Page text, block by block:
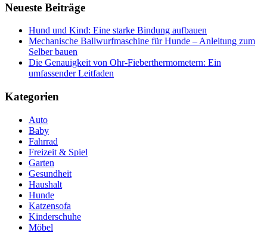
Neueste Beiträge
Hund und Kind: Eine starke Bindung aufbauen
Mechanische Ballwurfmaschine für Hunde – Anleitung zum
Selber bauen
Die Genauigkeit von Ohr-Fieberthermometern: Ein
umfassender Leitfaden
Kategorien
Auto
Baby
Fahrrad
Freizeit & Spiel
Garten
Gesundheit
Haushalt
Hunde
Katzensofa
Kinderschuhe
Möbel